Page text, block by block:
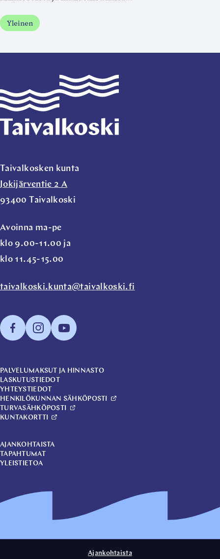
Yleinen
Taivalkosken kunta
Jokijärventie 2 A
93400 Taivalkoski
Avoinna ma-pe
klo 9.00-11.00 ja
klo 11.45-15.00
taivalkoski.kunta@taivalkoski.fi
PALVELUMAKSUT JA HINNASTO
LASKUTUSTIEDOT
YHTEYSTIEDOT
HENKILÖKUNNAN SÄHKÖPOSTI
TURVASÄHKÖPOSTI
KUNTAKORTTI
AJANKOHTAISTA
TAPAHTUMAT
YLEISTIETOA
Ajankohtaista